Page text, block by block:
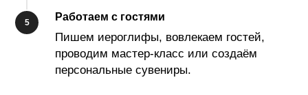
Работаем с гостями
Пишем иероглифы, вовлекаем гостей,
проводим мастер-класс или создаём
персональные сувениры.